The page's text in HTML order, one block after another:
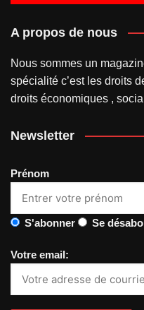
A propos de nous
Nous sommes un
spécialité c’est les droits
droits économiques ,
Newsletter
Prénom
S'abonner Se
Votre email: